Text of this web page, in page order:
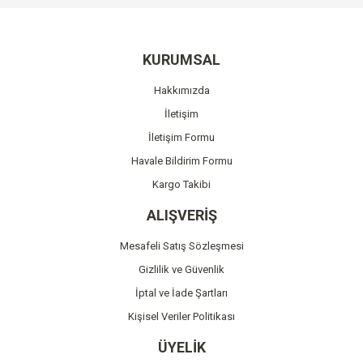
Ürün bilgilerinde hatalar bulunuyor.
Ürün fiyatı diğer sitelerden daha pahalı.
Bu ürüne benzer farklı alternatifler olmalı.
Gönder
KURUMSAL
Hakkımızda
İletişim
İletişim Formu
Havale Bildirim Formu
Kargo Takibi
ALIŞVERİŞ
Mesafeli Satış Sözleşmesi
Gizlilik ve Güvenlik
İptal ve İade Şartları
Kişisel Veriler Politikası
ÜYELİK